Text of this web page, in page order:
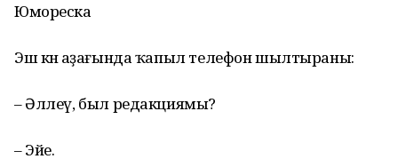
Юмореска
Эш көнө аҙағында ҡапыл телефон шылтыраны:
– Әллеү, был редакциямы?
– Эйе.